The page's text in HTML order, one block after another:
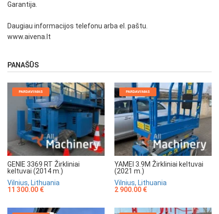
Garantija.
Daugiau informacijos telefonu arba el. paštu.
www.aivena.lt
PANAŠŪS
PARDAVIMAS
GENIE 3369 RT Žirkliniai
keltuvai (2014 m.)
Vilnius, Lithuania
11 300.00 €
PARDAVIMAS
YAMEI 3.9M Žirkliniai keltuvai
(2021 m.)
Vilnius, Lithuania
2 900.00 €